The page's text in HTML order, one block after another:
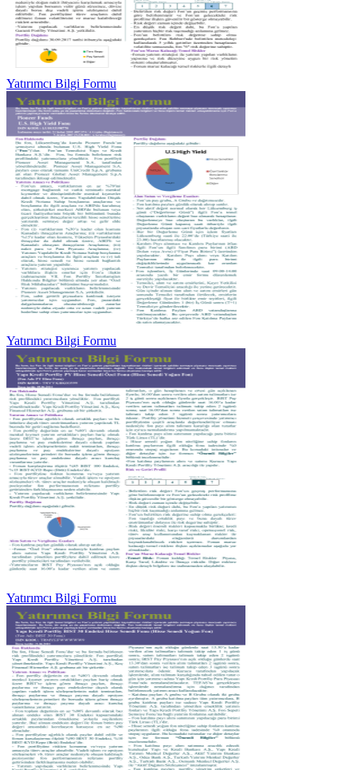
Yatırımcı Bilgi Formu
Yatırımcı Bilgi Formu
Yatırımcı Bilgi Formu